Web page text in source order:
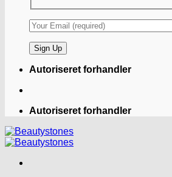
Autoriseret forhandler
Autoriseret forhandler